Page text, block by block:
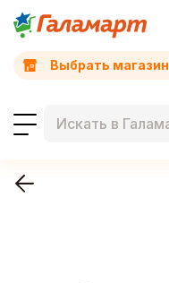
Выбрать магазин